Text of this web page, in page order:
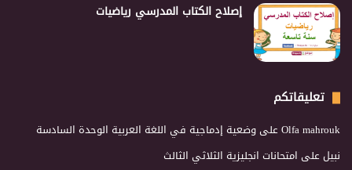
إصلاح الكتاب المدرسي رياضيات
تعليقاتكم
Olfa mahroukعلى وضعية إدماجية في اللغة العربية الوحدة السادسة
نبيلعلى امتحانات انجليزية الثلاثي الثالث